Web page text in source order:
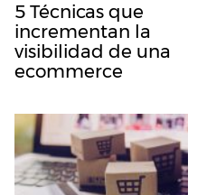
5 Técnicas que
incrementan la
visibilidad de una
ecommerce